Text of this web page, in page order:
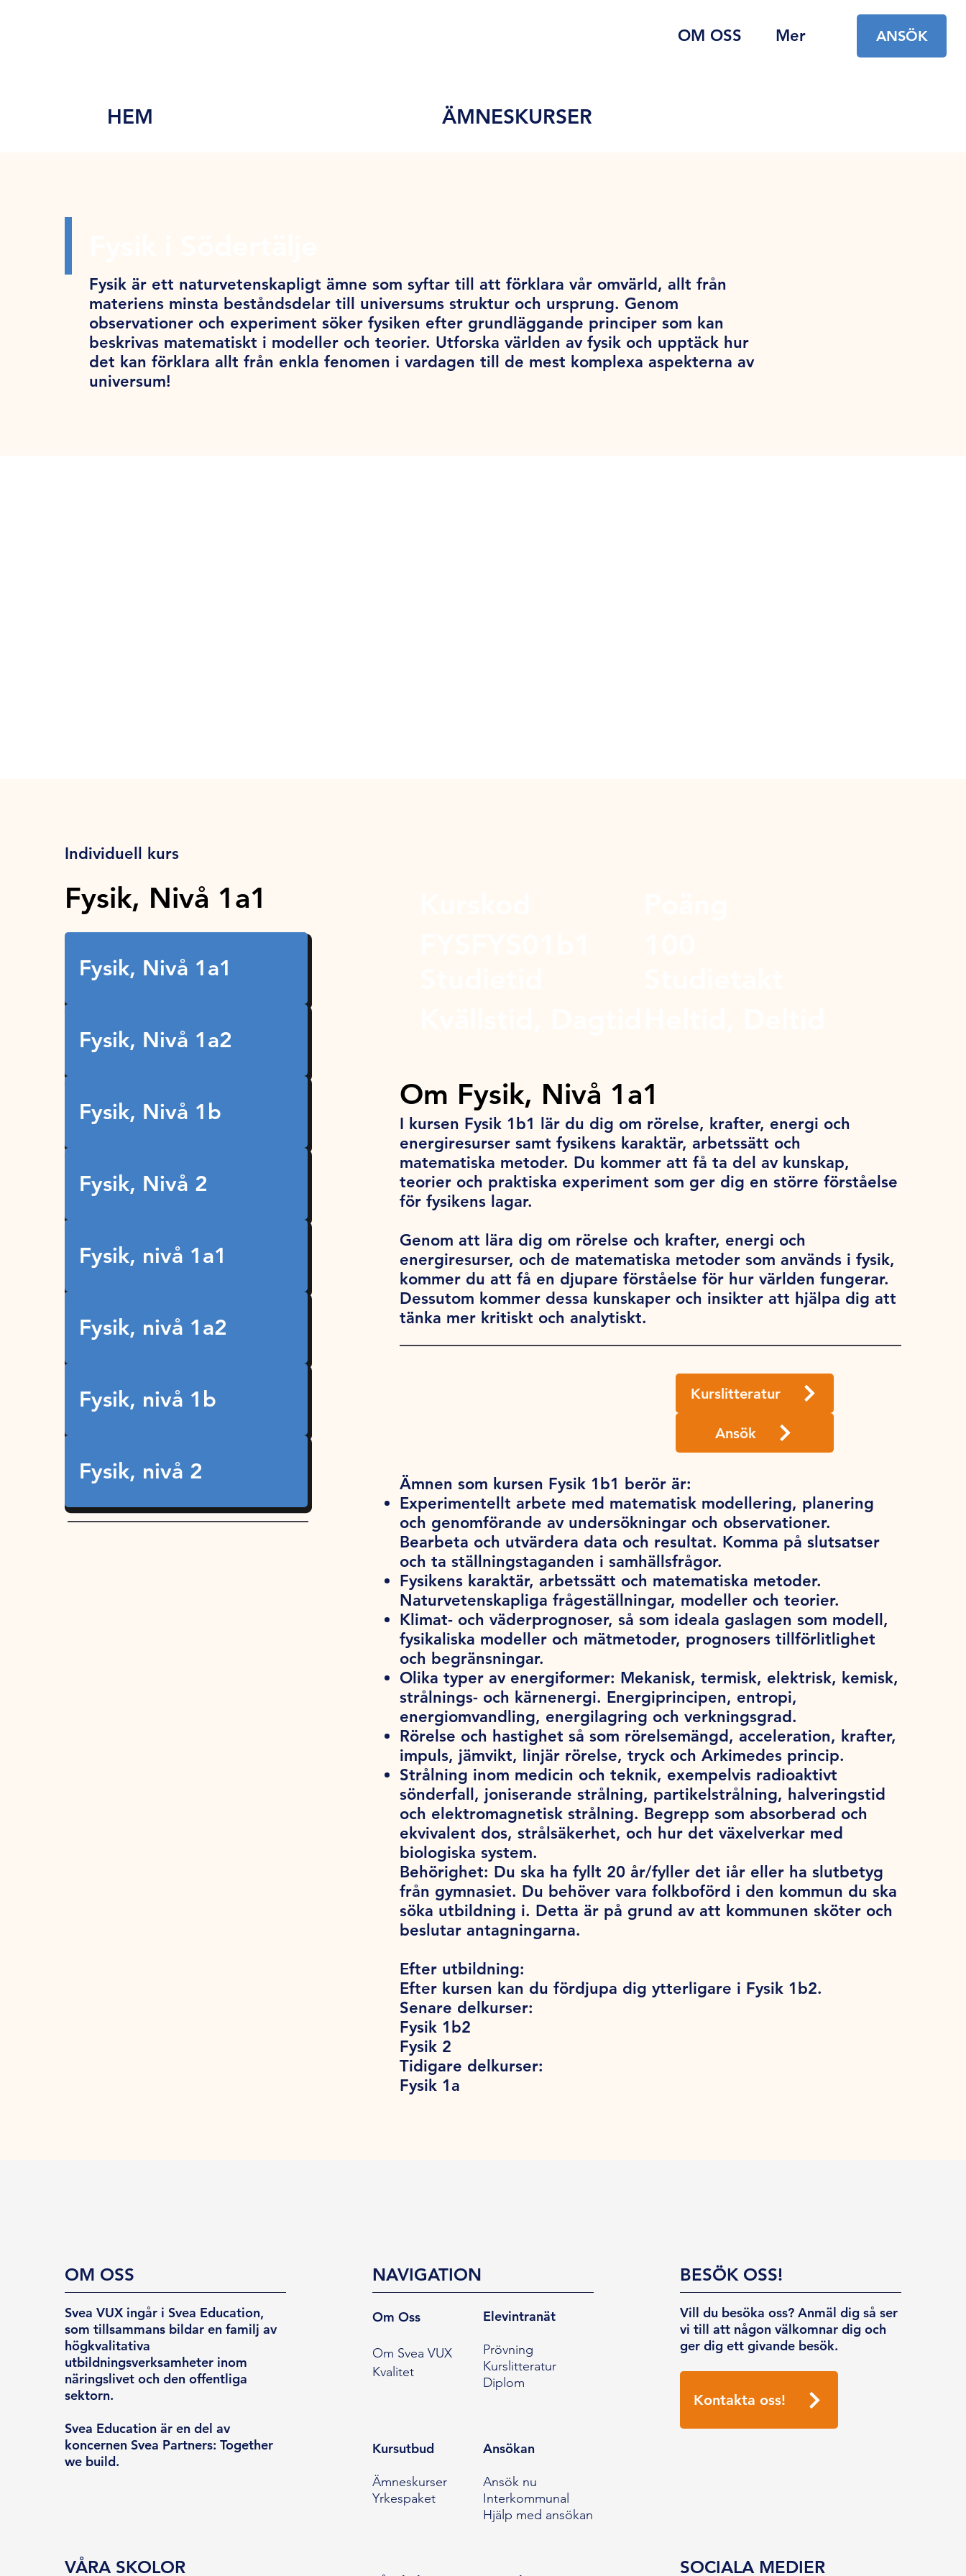
OM OSS Mer ANSÖK
HEM ÄMNESKURSER
Fysik är ett naturvetenskapligt ämne som syftar till att förklara vår omvärld, allt från
materiens minsta beståndsdelar till universums struktur och ursprung. Genom
observationer och experiment söker fysiken efter grundläggande principer som kan
beskrivas matematiskt i modeller och teorier. Utforska världen av fysik och upptäck hur
det kan förklara allt från enkla fenomen i vardagen till de mest komplexa aspekterna av
universum!
Individuell kurs
Fysik, Nivå 1a1
Fysik, Nivå 1a1
Fysik, Nivå 1a2
Fysik, Nivå 1b
Fysik, Nivå 2
Fysik, nivå 1a1
Fysik, nivå 1a2
Fysik, nivå 1b
Fysik, nivå 2
Om Fysik, Nivå 1a1
I kursen Fysik 1b1 lär du dig om rörelse, krafter, energi och
energiresurser samt fysikens karaktär, arbetssätt och
matematiska metoder. Du kommer att få ta del av kunskap,
teorier och praktiska experiment som ger dig en större förståelse
för fysikens lagar.
Genom att lära dig om rörelse och krafter, energi och
energiresurser, och de matematiska metoder som används i fysik,
kommer du att få en djupare förståelse för hur världen fungerar.
Dessutom kommer dessa kunskaper och insikter att hjälpa dig att
tänka mer kritiskt och analytiskt.
Kurslitteratur
Ansök
Ämnen som kursen Fysik 1b1 berör är:
Experimentellt arbete med matematisk modellering, planering
och genomförande av undersökningar och observationer.
Bearbeta och utvärdera data och resultat. Komma på slutsatser
och ta ställningstaganden i samhällsfrågor.
Fysikens karaktär, arbetssätt och matematiska metoder.
Naturvetenskapliga frågeställningar, modeller och teorier.
Klimat- och väderprognoser, så som ideala gaslagen som modell,
fysikaliska modeller och mätmetoder, prognosers tillförlitlighet
och begränsningar.
Olika typer av energiformer: Mekanisk, termisk, elektrisk, kemisk,
strålnings- och kärnenergi. Energiprincipen, entropi,
energiomvandling, energilagring och verkningsgrad.
Rörelse och hastighet så som rörelsemängd, acceleration, krafter,
impuls, jämvikt, linjär rörelse, tryck och Arkimedes princip.
Strålning inom medicin och teknik, exempelvis radioaktivt
sönderfall, joniserande strålning, partikelstrålning, halveringstid
och elektromagnetisk strålning. Begrepp som absorberad och
ekvivalent dos, strålsäkerhet, och hur det växelverkar med
biologiska system.
Behörighet: Du ska ha fyllt 20 år/fyller det iår eller ha slutbetyg
från gymnasiet. Du behöver vara folkboförd i den kommun du ska
söka utbildning i. Detta är på grund av att kommunen sköter och
beslutar antagningarna.
Efter utbildning:
Efter kursen kan du fördjupa dig ytterligare i Fysik 1b2.
Senare delkurser:
Fysik 1b2
Fysik 2
Tidigare delkurser:
Fysik 1a
OM OSS
Svea VUX ingår i Svea Education,
som tillsammans bildar en familj av
högkvalitativa
utbildningsverksamheter inom
näringslivet och den offentliga
sektorn.
Svea Education är en del av
koncernen Svea Partners: Together
we build.
VÅRA SKOLOR
NAVIGATION
Om Oss
Om Svea VUX
Kvalitet
Elevintranät
Prövning
Kurslitteratur
Diplom
Kursutbud
Ämneskurser
Yrkespaket
Ansökan
Ansök nu
Interkommunal
Hjälp med ansökan
BESÖK OSS!
Vill du besöka oss? Anmäl dig så ser
vi till att någon välkomnar dig och
ger dig ett givande besök.
Kontakta oss!
SOCIALA MEDIER